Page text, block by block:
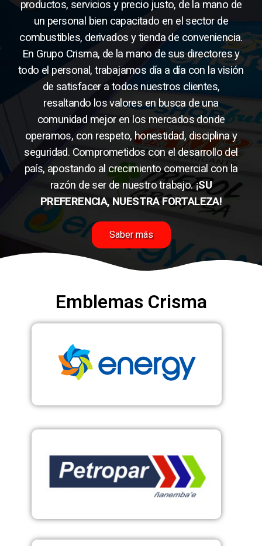
productos, servicios y precio justo, de la mano de
un personal bien capacitado en el sector de
combustibles, derivados y tienda de conveniencia.
En Grupo Crisma, de la mano de sus directores y
todo el personal, trabajamos día a día con la visión
de satisfacer a todos nuestros clientes,
resaltando los valores en busca de una
comunidad mejor en los mercados donde
operamos, con respeto, honestidad, disciplina y
seguridad. Comprometidos con el desarrollo del
país, apostando al crecimiento comercial con la
razón de ser de nuestro trabajo.¡SU
PREFERENCIA, NUESTRA FORTALEZA!
Saber más
Emblemas Crisma